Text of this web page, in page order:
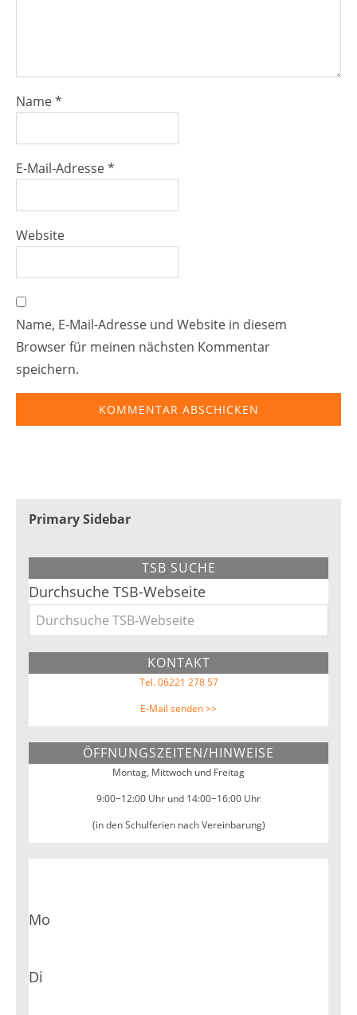
Name*
E-Mail-Adresse*
Website
Name, E-Mail-Adresse und Website in diesem
Browser für meinen nächsten Kommentar
speichern.
Primary Sidebar
TSB SUCHE
Durchsuche TSB-Webseite
KONTAKT
Tel. 06221 278 57
E-Mail senden >>
ÖFFNUNGSZEITEN/HINWEISE
Montag, Mittwoch und Freitag
9:00−12:00 Uhr und 14:00−16:00 Uhr
(in den Schulferien nach Vereinbarung)
Mo
Di